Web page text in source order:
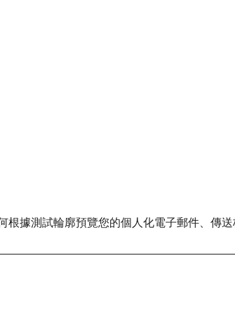
據測試輪廓預覽您的個人化電子郵件、傳送